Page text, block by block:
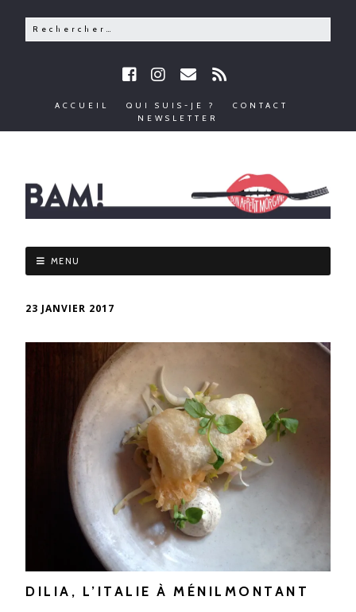
ACCUEIL QUI SUIS-JE ?
CONTACT
NEWSLETTER
MENU
23 JANVIER 2017
DILIA, L’ITALIE À MÉNILMONTANT